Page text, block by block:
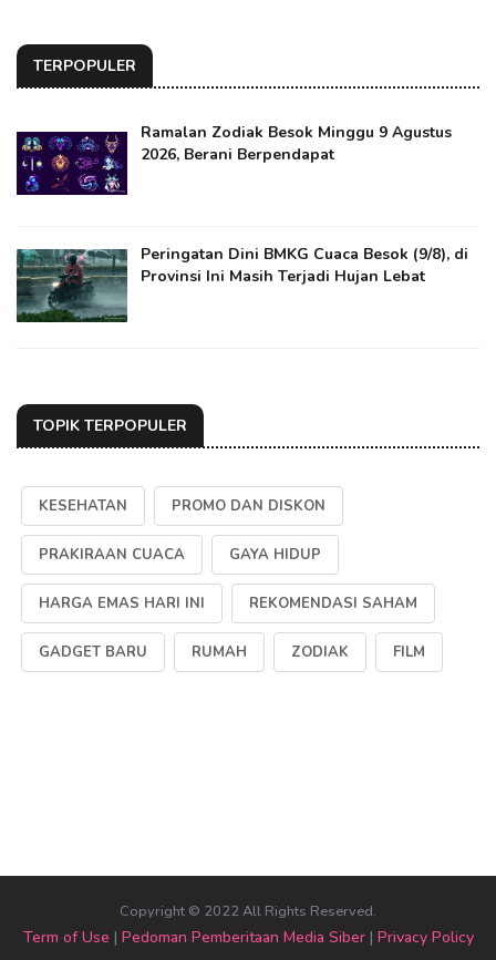
TERPOPULER
Ramalan Zodiak Besok Minggu 9 Agustus
2026, Berani Berpendapat
Peringatan Dini BMKG Cuaca Besok (9/8), di
Provinsi Ini Masih Terjadi Hujan Lebat
TOPIK TERPOPULER
KESEHATAN PROMO DAN DISKON
PRAKIRAAN CUACA GAYA HIDUP
HARGA EMAS HARI INI REKOMENDASI SAHAM
GADGET BARU RUMAH ZODIAK FILM
Copyright © 2022 All Rights Reserved.
Term of Use | Pedoman Pemberitaan Media Siber| Privacy Policy